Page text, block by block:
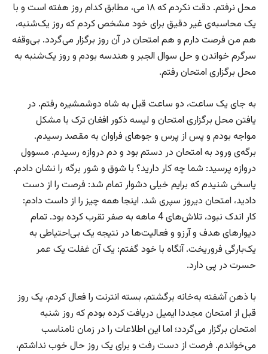
محل نرفتم. دقت نکردم که ۱۸ می، مطابق کدام روز هفته است و با
یک محاسبه‌ی غیر دقیق برای خود مشخص کردم که روز یک‌شنبه،
هم من فرصت دارم و هم امتحان در آن روز برگزار می‌گردد. بی‌وقفه
سرگرم خواندن و حل سوال الجبر و هندسه بودم و روز یک‌شنبه به
محل برگزاری امتحان رفتم.
به جای یک ساعت، دو ساعت قبل به شاه دوشمشیره رفتم. در
یافتن محل برگزاری امتحان و لیسه ذکور افغان ترک با مشکل
مواجه بودم و پس از پرس و جوهای فراوان به مقصد رسیدم.
برگه‌ی ورود به امتحان در دستم بود و دم دروازه رسیدم. مسوول
دروازه پرسید: شما چه کار دارید؟ با شوق و شور برگه را نشان دادم.
پاسخی شنیدم که برایم خیلی دشوار تمام شد: فرصت را از دست
دادید، امتحان دیروز سپری شد. اینجا همه چیز را از داست دادم:
کار اندک نبود، تلاش‌های 4 ماهه به صفر تقرب کرده بود. تمام
دیوارهای هدف و آرزو و فعالیت‌ها در نتیجه یک بی‌احتیاطی به
یک‌بارگی فروریخت. آنگاه با خود گفتم: یک آن غفلت یک عمر
حسرت در پی دارد.
با ذهن آشفته به‌خانه برگشتم، بسته انترنت را فعال کردم، یک روز
قبل از امتحان مجددا ایمیل دریافت کرده بودم که روز شنبه
امتحان برگزار می‌گردد؛ اما این اطلاعات را در زمان نامناسب
می‌خواندم. فرصت از دست رفت و برای یک روز حال خوب نداشتم،